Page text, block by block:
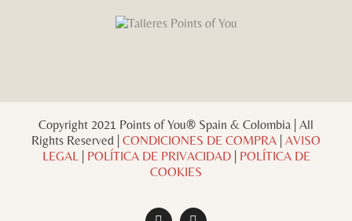
Copyright 2021 Points of You® Spain & Colombia | All
Rights Reserved | CONDICIONES DE COMPRA AVISO
LEGAL| POLÍTICA DE PRIVACIDAD| POLÍTICA DE
COOKIES